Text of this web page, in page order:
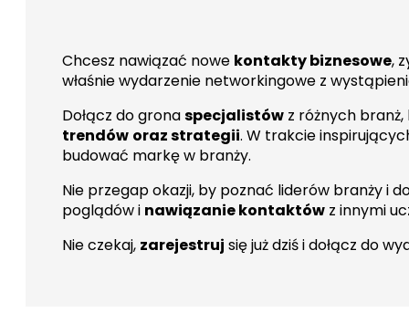
Chcesz nawiązać nowe kontakty biznesowe,
właśnie wydarzenie networkingowe z
Dołącz do gronaspecjalistów z różnych
trendów oraz strategii. W trakcie
budować markę w branży.
Nie przegap okazji, by poznać liderów branży i
poglądów i nawiązanie kontaktów z innymi
Nie czekaj, zarejestruj się już dziś i dołącz do